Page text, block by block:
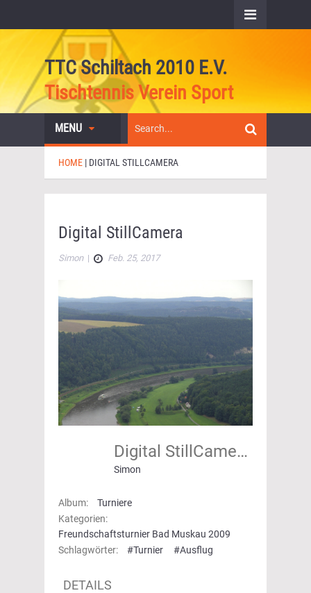
TTC Schiltach 2010 E.V.
Tischtennis Verein Sport
MENU
HOME | DIGITAL STILLCAMERA
Digital StillCamera
Simon| Feb. 25, 2017
Digital StillCamera
Simon
Album:
Turniere
Kategorien:
Freundschaftsturnier Bad Muskau 2009
Schlagwörter:
#Turnier #Ausflug
DETAILS